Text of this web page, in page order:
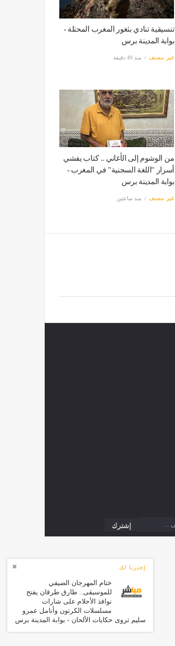
إخترنا لك
ختام المهرجان الصيفي
للموسيقى.. طارق طرقان يفتح
نوافذ الأحلام على شارات
مسلسلات الكرتون وأنامل عمرو
سليم تروى حكايات الألحان - بوابة المدينة برس
تنسيقية تنادي بثغور المغرب المحتلة -
بوابة المدينة برس
غير مصنف منذ 49 دقيقة
من الوشوم إلى الأغاني .. كتاب يفشي
أسرار "اللغة السجنية" في المغرب -
بوابة المدينة برس
غير مصنف منذ ساعتين